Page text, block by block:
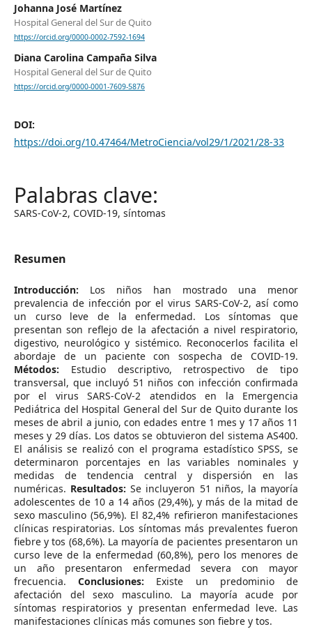
Johanna José Martínez
Hospital General del Sur de Quito
https://orcid.org/0000-0002-7592-1694
Diana Carolina Campaña Silva
Hospital General del Sur de Quito
https://orcid.org/0000-0001-7609-5876
DOI:
https://doi.org/10.47464/MetroCiencia/vol29/1/2021/28-33
SARS-CoV-2, COVID-19, síntomas
Resumen
Introducción: Los niños han mostrado una menor
prevalencia de infección por el virus SARS-CoV-2, así como
un curso leve de la enfermedad. Los síntomas que
presentan son reflejo de la afectación a nivel respiratorio,
digestivo, neurológico y sistémico. Reconocerlos facilita el
abordaje de un paciente con sospecha de COVID-19.
Métodos: Estudio descriptivo, retrospectivo de tipo
transversal, que incluyó 51 niños con infección confirmada
por el virus SARS-CoV-2 atendidos en la Emergencia
Pediátrica del Hospital General del Sur de Quito durante los
meses de abril a junio, con edades entre 1 mes y 17 años 11
meses y 29 días. Los datos se obtuvieron del sistema AS400.
El análisis se realizó con el programa estadístico SPSS, se
determinaron porcentajes en las variables nominales y
medidas de tendencia central y dispersión en las
numéricas. Resultados: Se incluyeron 51 niños, la mayoría
adolescentes de 10 a 14 años (29,4%), y más de la mitad de
sexo masculino (56,9%). El 82,4% refirieron manifestaciones
clínicas respiratorias. Los síntomas más prevalentes fueron
fiebre y tos (68,6%). La mayoría de pacientes presentaron un
curso leve de la enfermedad (60,8%), pero los menores de
un año presentaron enfermedad severa con mayor
frecuencia.Conclusiones: Existe un predominio de
afectación del sexo masculino. La mayoría acude por
síntomas respiratorios y presentan enfermedad leve. Las
manifestaciones clínicas más comunes son fiebre y tos.